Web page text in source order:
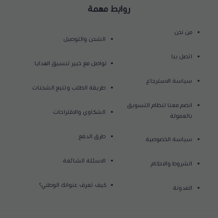
روابط مهمة
من نحن
اتصل بنا
سياسة الاسترجاع
انضم معنا لنظام التسويق
بالعمولة
سياسة الخصوصية
الشروط والاحكام
المدونة
الشحن والتوصيل
تواصل مع خبير تنسيق الهدايا
طريقة الطلب وتتبع الشحنات
الشكاوي والاقتراحات
طرق الدفع
الاسئلة الشائعة
كيف تعرف عنوانك الوطني؟